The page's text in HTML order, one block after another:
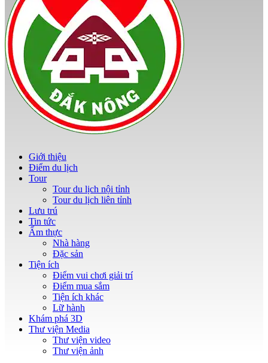
Giới thiệu
Điểm du lịch
Tour
Tour du lịch nội tỉnh
Tour du lịch liên tỉnh
Lưu trú
Tin tức
Ẩm thực
Nhà hàng
Đặc sản
Tiện ích
Điểm vui chơi giải trí
Điểm mua sắm
Tiện ích khác
Lữ hành
Khám phá 3D
Thư viện Media
Thư viện video
Thư viện ảnh